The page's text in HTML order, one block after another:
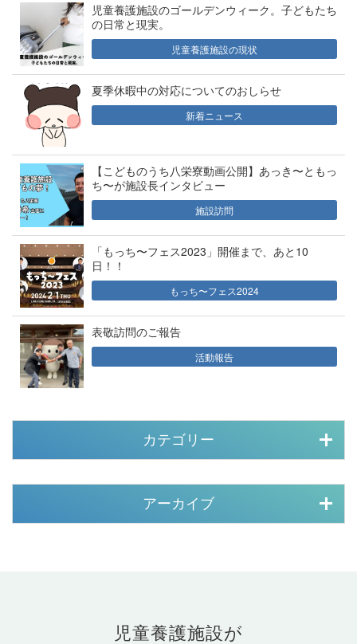
児童養護施設のゴールデンウィーク。子どもたち
の日常と現実。
児童養護施設の現状
夏季休暇中の対応についてのおしらせ
新着ニュース
【こどものうち八栄寮動画公開】あっき〜ともっ
ち〜が施設長インタビュー
施設訪問
「もっち〜フェス2023」開催まで、あと10
日！！
もっち〜フェス2024
表敬訪問のご報告
活動報告
カテゴリー
アーカイブ
児童養護施設が